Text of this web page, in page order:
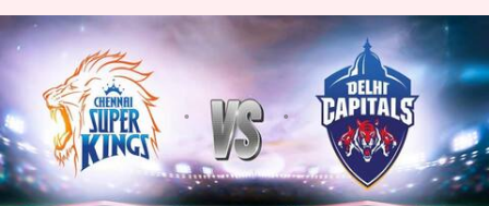
CSK vs Dc ఢిల్లీ ఫ్లేఆఫ్ రేసులో
నిలవాలంటే.. గెలవాల్సిందే!
వ్రాసిన వారు Jayachandra Akuri May 10, 2023 12:51 pm
ఈ వార్తాకథనం ఏంటి